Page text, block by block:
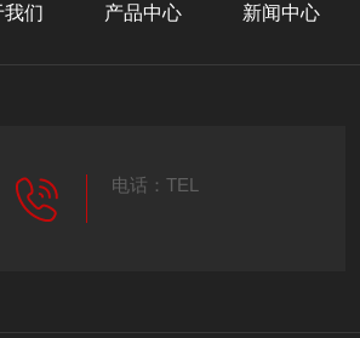
我们 产品中心 新闻中心
电话：TEL